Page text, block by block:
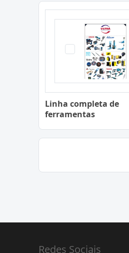
Linha completa de
ferramentas
Redes Sociais